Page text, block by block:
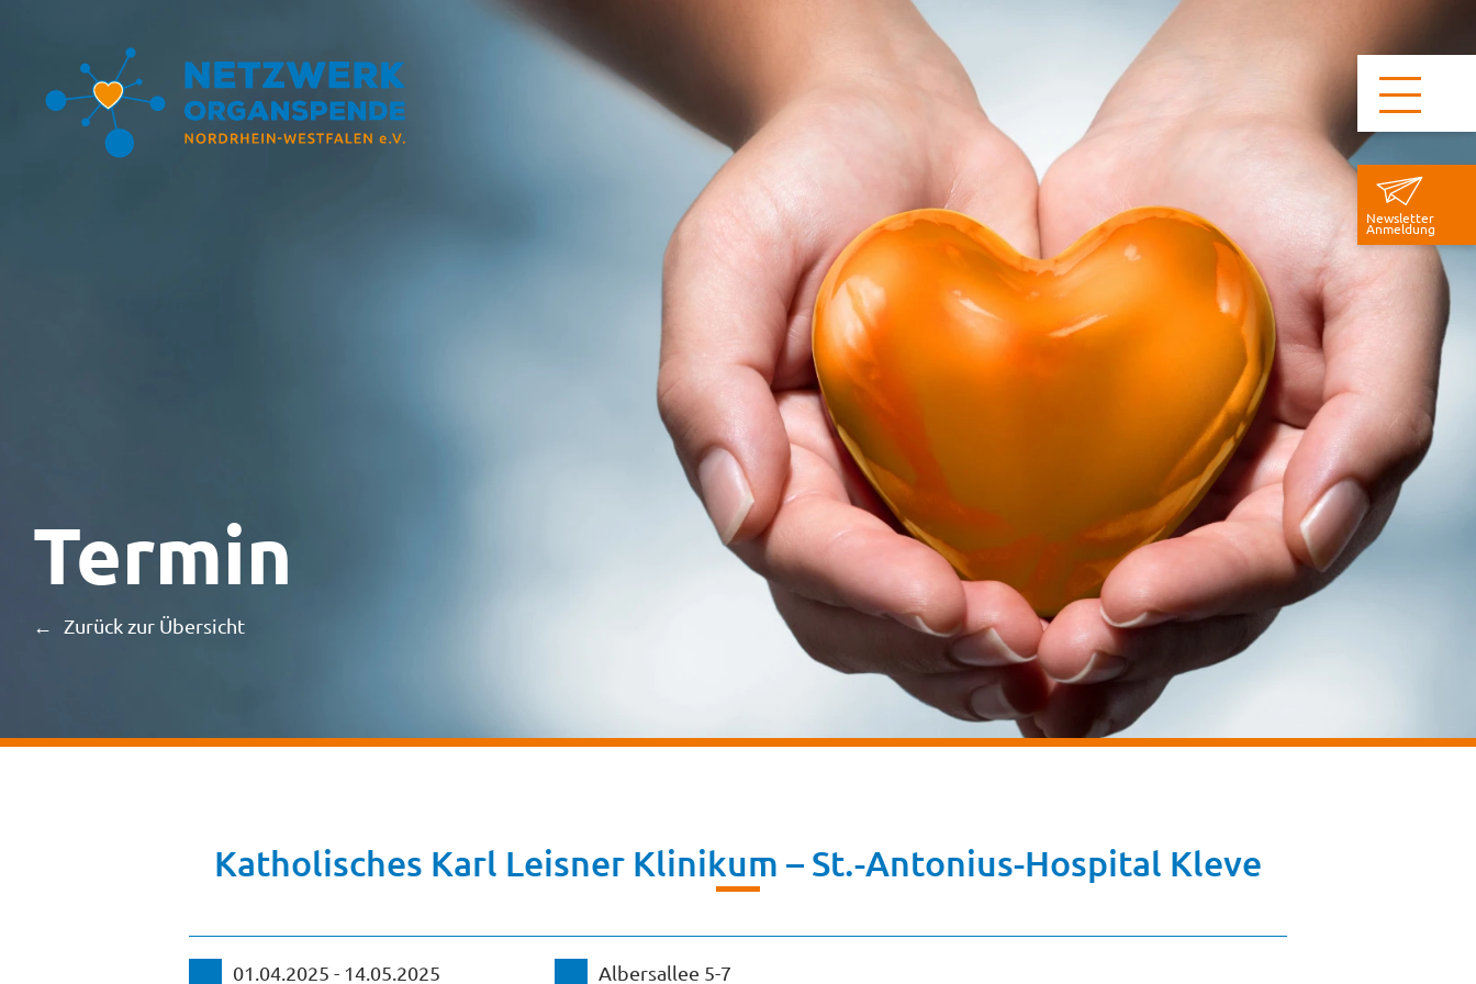
Termin
Zurück zur Übersicht
Katholisches Karl Leisner Klinikum – St.-Antonius-Hospital Kleve
01.04.2025 - 14.05.2025 Albersallee 5-7
Newsletter
Anmeldung